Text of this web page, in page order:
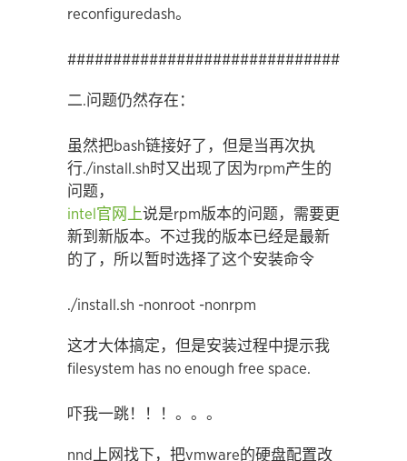
reconfiguredash。
二.问题仍然存在：
虽然把bash链接好了，但是当再次执
行./install.sh时又出现了因为rpm产生的
问题，
intel官网上说是rpm版本的问题，需要更
新到新版本。不过我的版本已经是最新
的了，所以暂时选择了这个安装命令
./install.sh -nonroot -nonrpm
这才大体搞定，但是安装过程中提示我
filesystem has no enough free space.
吓我一跳！！！。。。
nnd上网找下，把vmware的硬盘配置改